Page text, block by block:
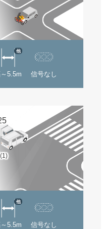
5.5m
他
信号なし
(1)
5.5m
他
信号なし